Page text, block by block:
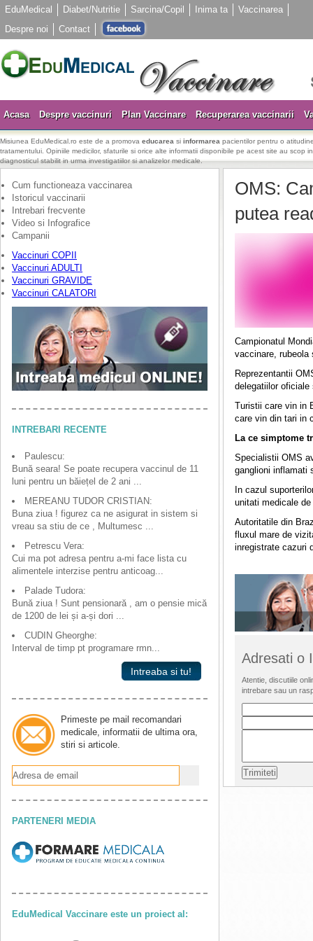
EduMedical Diabet/Nutritie Sarcina/Copil Inima ta
Vaccinarea
Despre noi
Contact
Acasa Despre vaccinuri Plan Vaccinare Recuperarea vaccinarii
Misiunea EduMedical.ro este de a promova educarea si informarea pacientilor pentru o
tratamentului. Opiniile medicilor, sfaturile si orice alte informatii disponibile pe acest site au scop
diagnosticul stabilit in urma investigatiilor si analizelor medicale.
Cum functioneaza vaccinarea
Istoricul vaccinarii
Intrebari frecvente
Video si Infografice
Campanii
Vaccinuri COPII
Vaccinuri ADULTI
Vaccinuri GRAVIDE
Vaccinuri CALATORI
INTREBARI RECENTE
Paulescu:
Bună seara! Se poate recupera vaccinul de 11
luni pentru un băiețel de 2 ani ...
MEREANU TUDOR CRISTIAN:
Buna ziua ! figurez ca ne asigurat in sistem si
vreau sa stiu de ce , Multumesc ...
Petrescu Vera:
Cui ma pot adresa pentru a-mi face lista cu
alimentele interzise pentru anticoag...
Palade Tudora:
Bună ziua ! Sunt pensionară , am o pensie mică
de 1200 de lei și a-și dori ...
CUDIN Gheorghe:
Interval de timp pt programare rmn...
Intreaba si tu!
Primeste pe mail recomandari
medicale, informatii de ultima ora,
stiri si articole.
PARTENERI MEDIA
EduMedical Vaccinare este un proiect al:
OMS:
putea
Campionatul
vaccinare, rubeola
Reprezentantii
delegatiilor oficiale
Turistii care vin in
care vin din tari in
La ce simptome
Specialistii OMS
ganglioni inflamati
In cazul
unitati medicale
Autoritatile din
fluxul mare de
inregistrate cazuri
Adresati o
Atentie, discutiile
intrebare sau un